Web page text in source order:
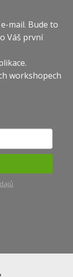
mail. Bude to
Váš první
workshopech